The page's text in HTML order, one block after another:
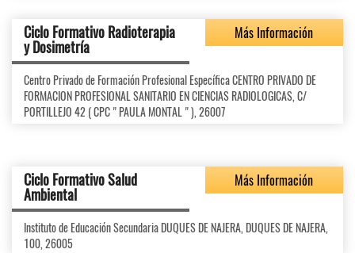
Ciclo Formativo Radioterapia
y Dosimetría
Más Información
Centro Privado de Formación Profesional Específica CENTRO PRIVADO DE
FORMACION PROFESIONAL SANITARIO EN CIENCIAS RADIOLOGICAS, C/
PORTILLEJO 42 ( CPC " PAULA MONTAL " ), 26007
Ciclo Formativo Salud
Ambiental
Más Información
Instituto de Educación Secundaria DUQUES DE NAJERA, DUQUES DE NAJERA,
100, 26005